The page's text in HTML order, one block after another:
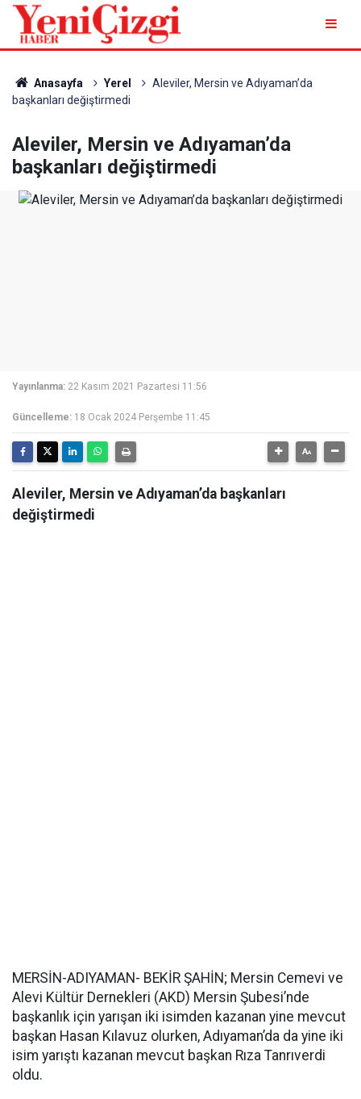
Anasayfa Yerel
Aleviler, Mersin ve Adıyaman’da
başkanları değiştirmedi
Aleviler, Mersin ve Adıyaman’da
başkanları değiştirmedi
Yayınlanma: 22 Kasım 2021 Pazartesi 11:56
Güncelleme: 18 Ocak 2024 Perşembe 11:45
Aleviler, Mersin ve Adıyaman’da başkanları
değiştirmedi
MERSİN-ADIYAMAN- BEKİR ŞAHİN; Mersin Cemevi ve
Alevi Kültür Dernekleri (AKD) Mersin Şubesi’nde
başkanlık için yarışan iki isimden kazanan yine mevcut
başkan Hasan Kılavuz olurken, Adıyaman’da da yine iki
isim yarıştı kazanan mevcut başkan Rıza Tanrıverdi
oldu.